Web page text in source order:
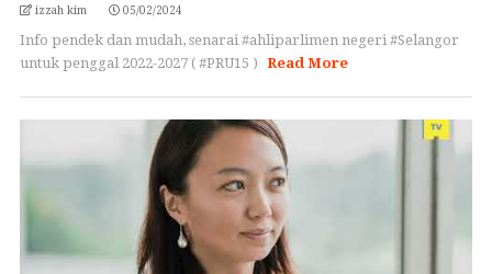
izzah kim 05/02/2024
Info pendek dan mudah, senarai #ahliparlimen negeri #Selangor
untuk penggal 2022-2027 ( #PRU15 ) Read More